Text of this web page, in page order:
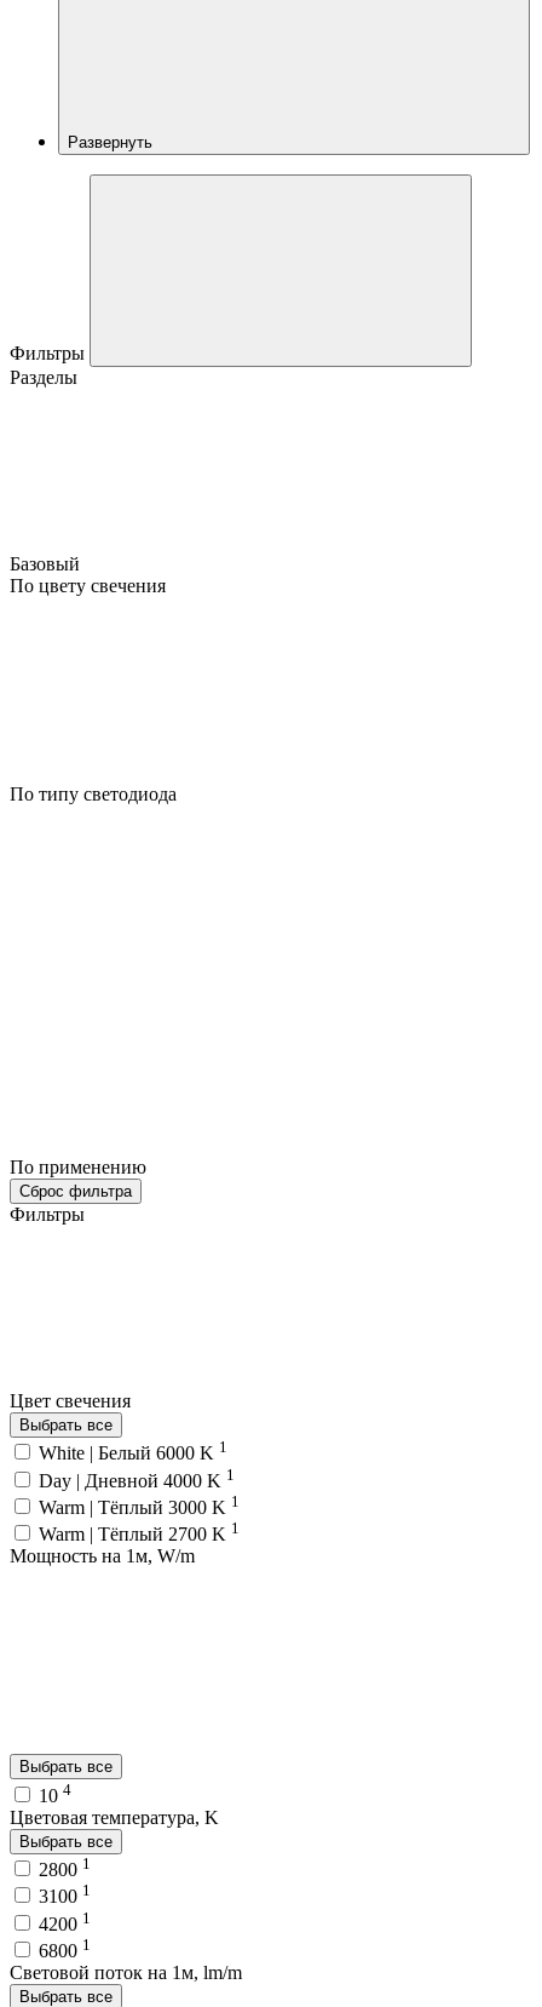
Развернуть
Фильтры
Разделы
Базовый
По цвету свечения
По типу светодиода
По применению
Сброс фильтра
Фильтры
Цвет свечения
Выбрать все
White | Белый 6000 K 1
Day | Дневной 4000 K 1
Warm | Тёплый 3000 K 1
Warm | Тёплый 2700 K 1
Мощность на 1м, W/m
Выбрать все
10 4
Цветовая температура, K
Выбрать все
2800 1
3100 1
4200 1
6800 1
Световой поток на 1м, lm/m
Выбрать все